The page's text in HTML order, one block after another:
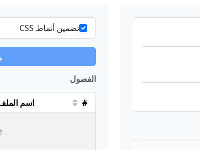
تضمين أنماط CSS
الفصول
# اسم